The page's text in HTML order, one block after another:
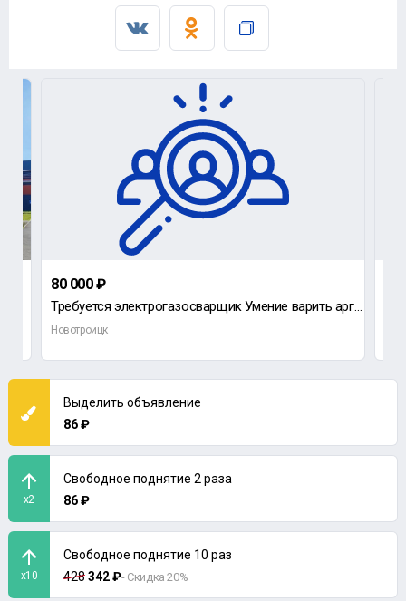
80 000 ₽
Требуется электрогазосварщик Умение варить аргоном З/п от 80000 руб.
Новотроицк
Выделить объявление
86 ₽
x2
Свободное поднятие 2 раза
86 ₽
x10
Свободное поднятие 10 раз
428342 ₽- Скидка 20%